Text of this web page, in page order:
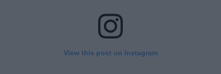
View this post on Instagram